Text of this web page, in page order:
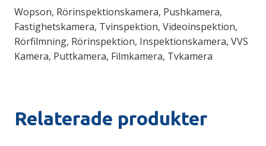
Wopson, Rörinspektionskamera, Pushkamera,
Fastighetskamera, Tvinspektion, Videoinspektion,
Rörfilmning, Rörinspektion, Inspektionskamera, VVS
Kamera, Puttkamera, Filmkamera, Tvkamera
Relaterade produkter